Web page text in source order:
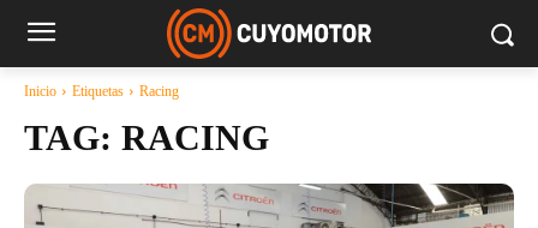
Inicio Etiquetas Racing
TAG: RACING